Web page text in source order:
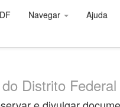
Navegar Ajuda
Distrito Federal